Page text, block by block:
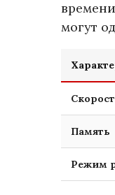
могут
Память
Режим